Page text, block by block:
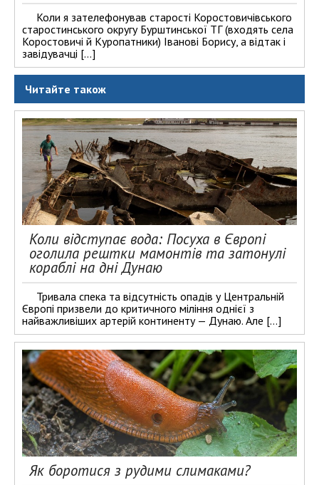
Коли я зателефонував старості Коростовичівського
старостинського округу Бурштинської ТГ (входять села
Коростовичі й Куропатники) Іванові Борису, а відтак і
завідувачці […]
Читайте також
Коли відступає вода: Посуха в Європі
оголила рештки мамонтів та затонулі
кораблі на дні Дунаю
Тривала спека та відсутність опадів у Центральній
Європі призвели до критичного міління однієї з
найважливіших артерій континенту — Дунаю. Але […]
Як боротися з рудими слимаками?